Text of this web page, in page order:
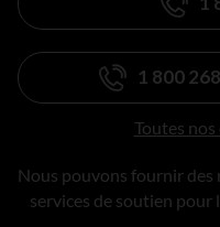
1 800
Toutes
Nous pouvons fournir des
services de soutien pour